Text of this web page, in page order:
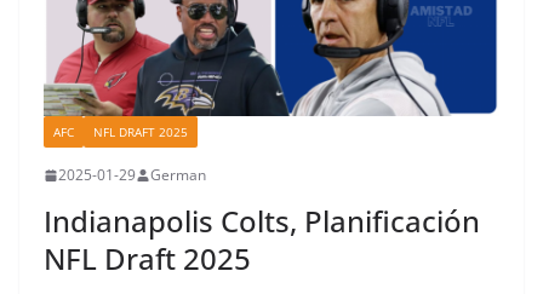
AFC NFL DRAFT 2025
2025-01-29 German
Indianapolis Colts, Planificación
NFL Draft 2025